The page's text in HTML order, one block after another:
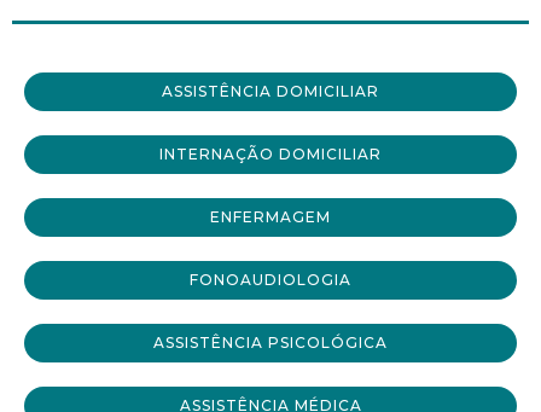
ASSISTÊNCIA DOMICILIAR
INTERNAÇÃO DOMICILIAR
ENFERMAGEM
FONOAUDIOLOGIA
ASSISTÊNCIA PSICOLÓGICA
ASSISTÊNCIA MÉDICA